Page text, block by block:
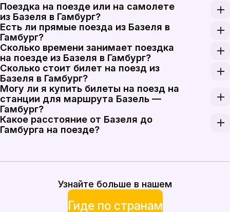
Поездка на поезде или на самолете
из Базеля в Гамбург?
Хотя полеты могут быть быстрее по времени в
Есть ли прямые поезда из Базеля в
Гамбург?
Да, есть прямые поезда из Базеля в Гамбург, что
Сколько времени занимает поездка
на поезде из Базеля в Гамбург?
Поездка на поезде из Базеля в Гамбург обычно
Сколько стоит билет на поезд из
Базеля в Гамбург?
Поезд из Базеля в Гамбург стоит от 120 до 160
Могу ли я купить билеты на поезд на
станции для маршрута Базель —
Гамбург?
Да, вы можете купить билеты на поезд на
Какое расстояние от Базеля до
Гамбурга на поезде?
Узнайте больше в нашем
Гиде по странам